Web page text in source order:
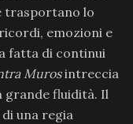
trasportano lo
emozioni e
fatta di continui
Murosintreccia
grande fluidità. Il
una regia